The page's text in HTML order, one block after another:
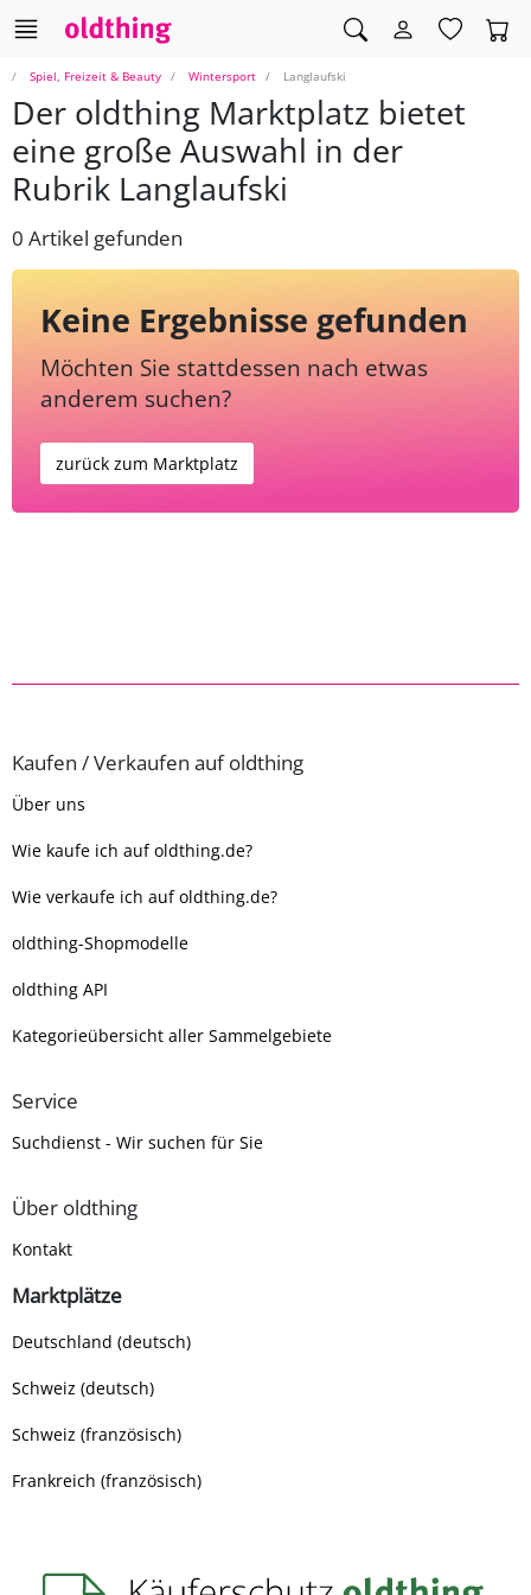
Spiel, Freizeit & Beauty Wintersport Langlaufski
Der oldthing Marktplatz bietet
eine große Auswahl in der
Rubrik Langlaufski
0 Artikel gefunden
Keine Ergebnisse gefunden
Möchten Sie stattdessen nach etwas
anderem suchen?
zurück zum Marktplatz
Kaufen / Verkaufen auf oldthing
Über uns
Wie kaufe ich auf oldthing.de?
Wie verkaufe ich auf oldthing.de?
oldthing-Shopmodelle
oldthing API
Kategorieübersicht aller Sammelgebiete
Service
Suchdienst - Wir suchen für Sie
Über oldthing
Kontakt
Marktplätze
Deutschland (deutsch)
Schweiz (deutsch)
Schweiz (französisch)
Frankreich (französisch)